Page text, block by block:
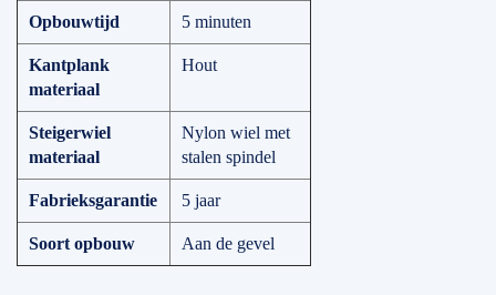
Opbouwtijd 5 minuten
Kantplank
materiaal
Hout
Steigerwiel
materiaal
Nylon wiel met
stalen spindel
Fabrieksgarantie 5 jaar
Soort opbouw Aan de gevel